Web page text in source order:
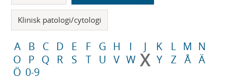
Klinisk patologi/cytologi
A B C D E F G H I J K L M N
O
P Q R S T U V W X Y Z Å Ä
Ö 0-9